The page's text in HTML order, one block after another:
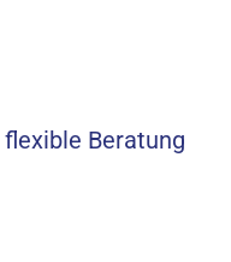
Beratung